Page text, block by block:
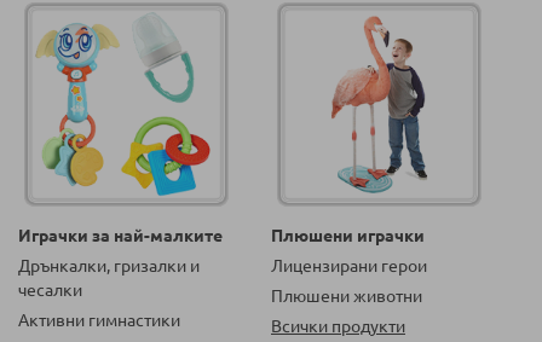
Играчки за най-малките
Дрънкалки, гризалки и
чесалки
Активни гимнастики
Плюшени играчки
Лицензирани герои
Плюшени животни
Всички продукти